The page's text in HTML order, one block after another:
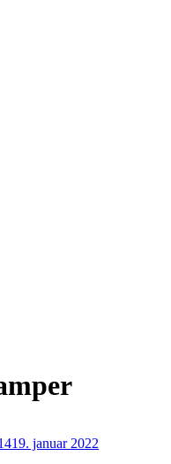
19. januar 2022